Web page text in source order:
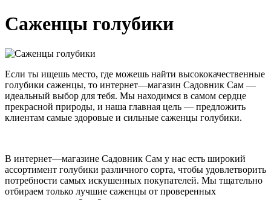
Саженцы голубики
Если ты ищешь место, где можешь найти высококачественные
голубики саженцы, то интернет—магазин Садовник Сам —
идеальный выбор для тебя. Мы находимся в самом сердце
прекрасной природы, и наша главная цель — предложить
клиентам самые здоровые и сильные саженцы голубики.
В интернет—магазине Садовник Сам у нас есть широкий
ассортимент голубики различного сорта, чтобы удовлетворить
потребности самых искушенных покупателей. Мы тщательно
отбираем только лучшие саженцы от проверенных